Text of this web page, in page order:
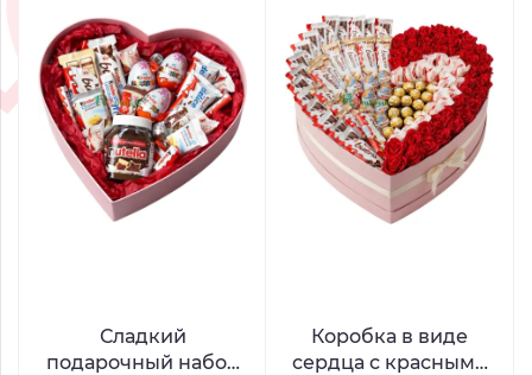
Сладкий
подарочный набор
Коробка в виде
сердца с красными